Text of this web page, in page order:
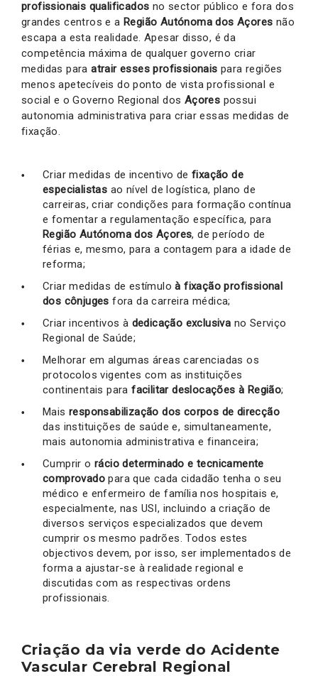
profissionais qualificados no sector público e fora dos
grandes centros e a Região Autónoma dos Açores não
escapa a esta realidade. Apesar disso, é da
competência máxima de qualquer governo criar
medidas paraatrair esses profissionais para regiões
menos apetecíveis do ponto de vista profissional e
social e o Governo Regional dos Açores possui
autonomia administrativa para criar essas medidas de
fixação.
Criar medidas de incentivo de fixação de
especialistas ao nível de logística, plano de
carreiras, criar condições para formação contínua
e fomentar a regulamentação específica, para
Região Autónoma dos Açores, de período de
férias e, mesmo, para a contagem para a idade de
reforma;
Criar medidas de estímuloà fixação profissional
dos cônjuges fora da carreira médica;
Criar incentivos à dedicação exclusiva no Serviço
Regional de Saúde;
Melhorar em algumas áreas carenciadas os
protocolos vigentes com as instituições
continentais parafacilitar deslocações à Região;
Mais responsabilização dos corpos de direcção
das instituições de saúde e, simultaneamente,
mais autonomia administrativa e financeira;
Cumprir o rácio determinado e tecnicamente
comprovado para que cada cidadão tenha o seu
médico e enfermeiro de família nos hospitais e,
especialmente, nas USI, incluindo a criação de
diversos serviços especializados que devem
cumprir os mesmo padrões. Todos estes
objectivos devem, por isso, ser implementados de
forma a ajustar-se à realidade regional e
discutidas com as respectivas ordens
profissionais.
Criação da via verde do Acidente
Vascular Cerebral Regional